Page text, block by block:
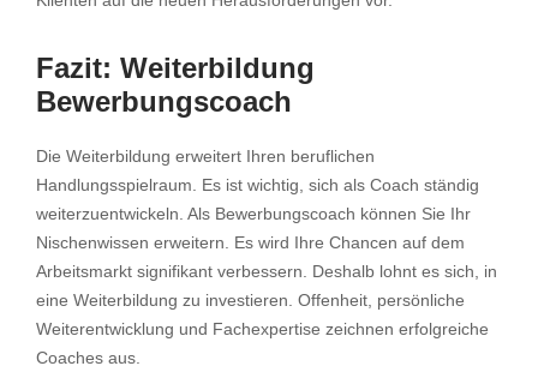
Fazit: Weiterbildung
Bewerbungscoach
Die Weiterbildung erweitert Ihren beruflichen
Handlungsspielraum. Es ist wichtig, sich als Coach ständig
weiterzuentwickeln. Als Bewerbungscoach können Sie Ihr
Nischenwissen erweitern. Es wird Ihre Chancen auf dem
Arbeitsmarkt signifikant verbessern. Deshalb lohnt es sich, in
eine Weiterbildung zu investieren. Offenheit, persönliche
Weiterentwicklung und Fachexpertise zeichnen erfolgreiche
Coaches aus.